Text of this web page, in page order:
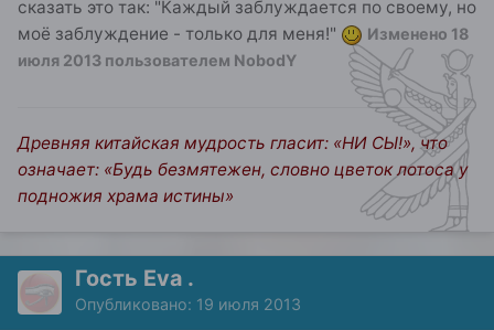
сказать это так: "Каждый заблуждается по своему, но
моё заблуждение - только для меня!"
Изменено 18
июля 2013 пользователем NobodY
Древняя китайская мудрость гласит: «НИ СЫ!», что
означает: «Будь безмятежен, словно цветок лотоса у
подножия храма истины»
Гость Eva .
Опубликовано: 19 июля 2013